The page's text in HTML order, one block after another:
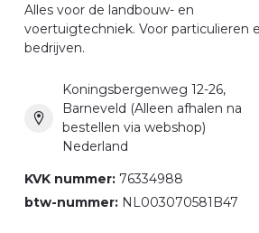
Alles voor de landbouw- en
voertuigtechniek. Voor particulieren
bedrijven.
Koningsbergenweg 12-26,
Barneveld (Alleen afhalen na
bestellen via webshop)
Nederland
KVK nummer: 76334988
btw-nummer: NL003070581B47